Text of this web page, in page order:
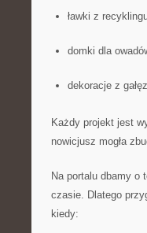
ławki z
domki dla
dekoracje z
Każdy projekt jest
nowicjusz mogła
Na portalu dbamy o
czasie. Dlatego
kiedy: